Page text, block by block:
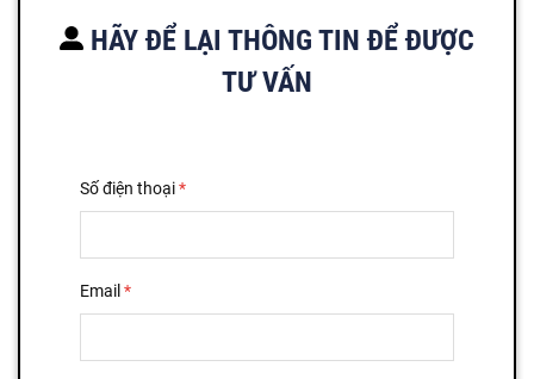
HÃY ĐỂ LẠI THÔNG TIN ĐỂ ĐƯỢC
TƯ VẤN